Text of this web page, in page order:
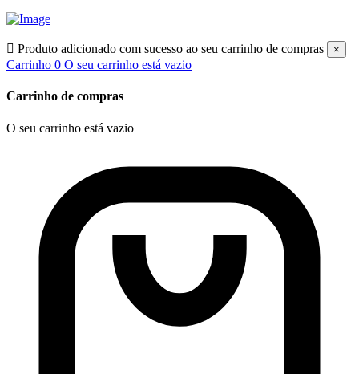
 Produto adicionado com sucesso ao seu carrinho de compras ×
Carrinho 0 O seu carrinho está vazio
Carrinho de compras
O seu carrinho está vazio